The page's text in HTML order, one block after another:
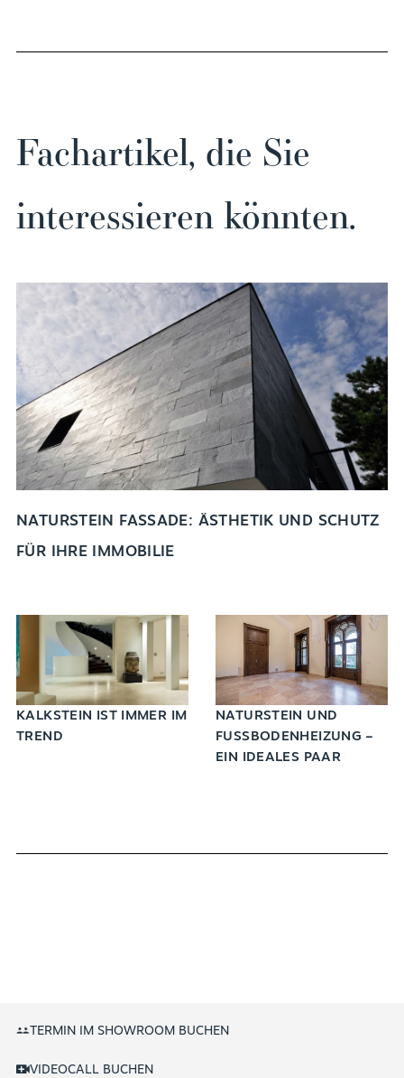
Fachartikel, die Sie
interessieren könnten.
NATURSTEIN FASSADE: ÄSTHETIK UND SCHUTZ
FÜR IHRE IMMOBILIE
KALKSTEIN IST IMMER IM
TREND
NATURSTEIN UND
FUSSBODENHEIZUNG – E
IN IDEALES PAAR
TERMIN IM SHOWROOM BUCHEN
VIDEOCALL BUCHEN